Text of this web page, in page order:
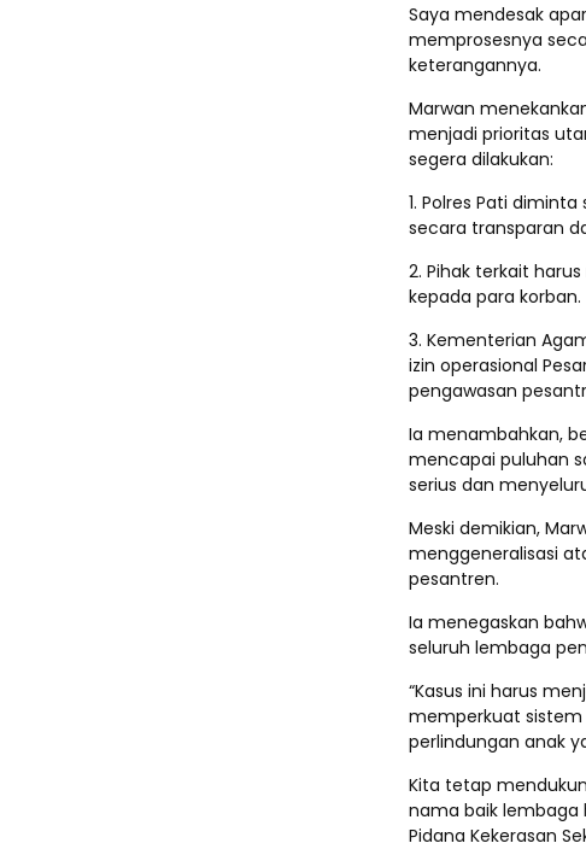
Saya mendesak
memprosesnya
keterangannya.
Marwan
menjadi prioritas
segera dilakukan:
1. Polres Pati
secara transparan
2. Pihak terkait
kepada para korban.
3. Kementerian
izin operasional
pengawasan
Ia menambahkan,
mencapai puluhan
serius dan
Meski demikian,
menggeneralisasi
pesantren.
Ia menegaskan
seluruh lembaga
“Kasus ini harus
memperkuat sistem
perlindungan anak
Kita tetap
nama baik lembaga
Pidana Kekerasan